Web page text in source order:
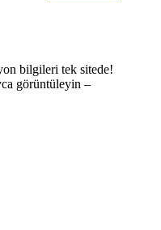
bilgileri tek sitede!
görüntüleyin –